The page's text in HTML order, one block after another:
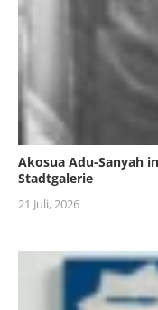
Akosua Adu-Sanyah
Stadtgalerie
21 Juli, 2026